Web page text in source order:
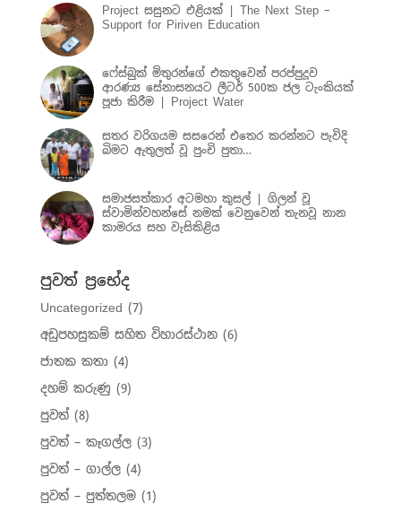
Project සසුනට එළියක් | The Next Step –
Support for Piriven Education
ෆේස්බුක් මිතුරන්ගේ එකතුවෙන් පරප්පුදූව
ආරණ්‍ය සේනාසනයට ලීටර් 500ක ජල ටැංකියක්
පූජා කිරීම | Project Water
සතර වරිගයම සසරෙන් එතෙර කරන්නට පැවිදි
බිමට ඇතුලත් වූ පුංචි පුතා…
සමාජසත්කාර අටමහා කුසල් | ගිලන් වූ
ස්වාමින්වහන්සේ නමක් වෙනුවෙන් තැනවූ නාන
කාමරය සහ වැසිකිළිය
පුවත් ප්‍රභේද
Uncategorized (7)
අඩුපහසුකම් සහිත විහාරස්ථාන(6)
ජාතක කතා (4)
දහම් කරුණු (9)
පුවත්(8)
පුවත් – කෑගල්ල(3)
පුවත් – ගාල්ල(4)
පුවත් – පුත්තලම(1)